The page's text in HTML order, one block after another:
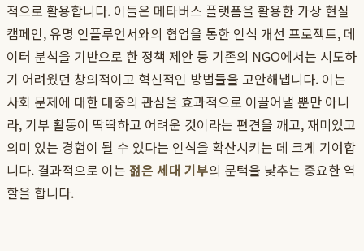
적으로 활용합니다. 이들은 메타버스 플랫폼을 활용한 가상 현실
캠페인, 유명 인플루언서와의 협업을 통한 인식 개선 프로젝트, 데
이터 분석을 기반으로 한 정책 제안 등 기존의 NGO에서는 시도하
기 어려웠던 창의적이고 혁신적인 방법들을 고안해냅니다. 이는
사회 문제에 대한 대중의 관심을 효과적으로 이끌어낼 뿐만 아니
라, 기부 활동이 딱딱하고 어려운 것이라는 편견을 깨고, 재미있고
의미 있는 경험이 될 수 있다는 인식을 확산시키는 데 크게 기여합
니다. 결과적으로 이는 젊은 세대 기부의 문턱을 낮추는 중요한 역
할을 합니다.